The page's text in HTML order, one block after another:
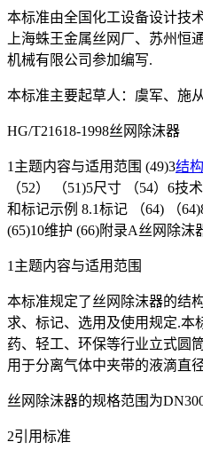
本标准由全国化工设备设计技
上海蛛王金属丝网厂、苏州恒
机械有限公司参加编写.
本标准主要起草人：虞军、施
HG/T21618-1998丝网除沫器
1主题内容与适用范围 (49)3结构
（52） （51)5尺寸 （54）6技
和标记示例 8.1标记 （64) （
(65)10维护 (66)附录A丝网除沫
1主题内容与适用范围
本标准规定了丝网除沫器的结
求、标记、选用及使用规定.本
药、轻工、环保等行业立式圆
用于分离气体中夹带的液滴直
丝网除沫器的规格范围为
2引用标准